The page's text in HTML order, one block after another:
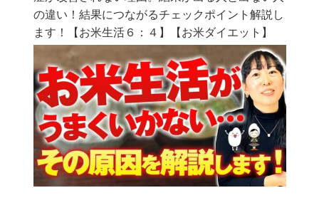
の違い！結果につながるチェックポイント解説し
ます！【お米生活６：４】【お米ダイエット】